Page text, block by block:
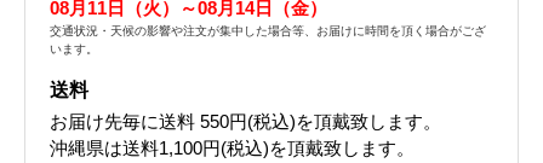
08月11日（火）～08月14日（金）
交通状況・天候の影響や注文が集中した場合等、お届けに時間を頂く場合がござ
います。
送料
お届け先毎に送料 550円(税込)を頂戴致します。
沖縄県は送料1,100円(税込)を頂戴致します。